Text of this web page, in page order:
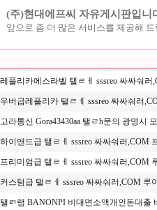
(주)현대에프씨 자유게시판입니
앞으로 좀 더 많은 서비스를 제공해
레플리카에스라벨 탤ㄹㅔ sssreo 싸싸숴
우버급레플리카 탤ㄹㅔ sssreo 싸싸숴러
고라통신 Gora43430aa 탤ㄹh문의 광명시
하이앤드급 탤ㄹㅔ sssreo 싸싸숴러,COM
프리미엄급 탤ㄹㅔ sssreo 싸싸숴러,COM
커스텀급 탤ㄹㅔ sssreo 싸싸숴러,COM
탤ㄺ램 BANONPI 비대면소액개인돈대출